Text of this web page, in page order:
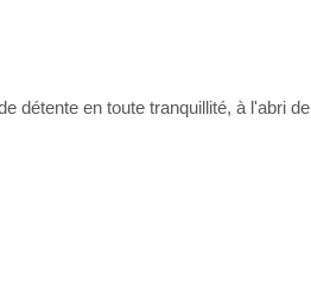
détente en toute tranquillité, à l'abri de